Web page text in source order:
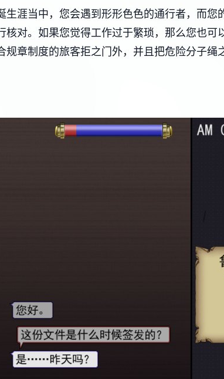
涯当中，您会遇到形形色色的通行者，而您
对。如果您觉得工作过于繁琐，那么您也可
章制度的旅客拒之门外，并且把危险分子绳